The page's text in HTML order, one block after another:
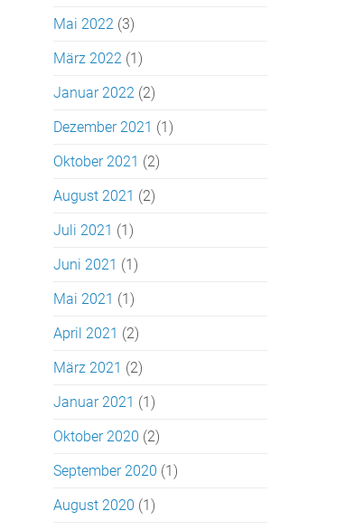
Mai 2022(3)
März 2022(1)
Januar 2022(2)
Dezember 2021 (1)
Oktober 2021 (2)
August 2021 (2)
Juli 2021 (1)
Juni 2021 (1)
Mai 2021 (1)
April 2021 (2)
März 2021 (2)
Januar 2021 (1)
Oktober 2020 (2)
September 2020 (1)
August 2020 (1)